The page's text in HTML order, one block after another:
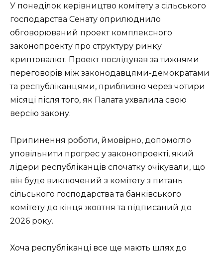
У понеділок керівництво комітету з сільського
господарства Сенату оприлюднило
обговорюваний проект комплексного
законопроекту про структуру ринку
криптовалют. Проект послідував за тижнями
переговорів між законодавцями-демократами
та республіканцями, приблизно через чотири
місяці після того, як Палата ухвалила свою
версію закону.
Припинення роботи, ймовірно, допомогло
уповільнити прогрес у законопроекті, який
лідери республіканців спочатку очікували, що
він буде виключений з комітету з питань
сільського господарства та банківського
комітету до кінця жовтня та підписаний до
2026 року.
Хоча республіканці все ще мають шлях до